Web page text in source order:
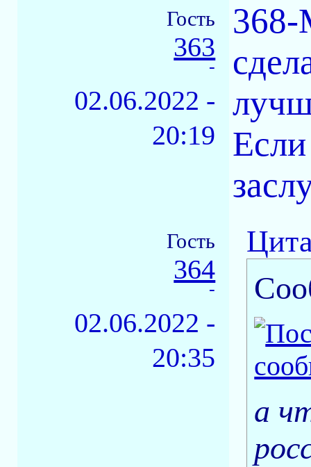
Гость
363
-
02.06.2022 -
20:19
368-
Гость
364
-
02.06.2022 -
20:35
а